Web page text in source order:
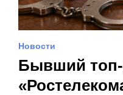
Новости
Бывший